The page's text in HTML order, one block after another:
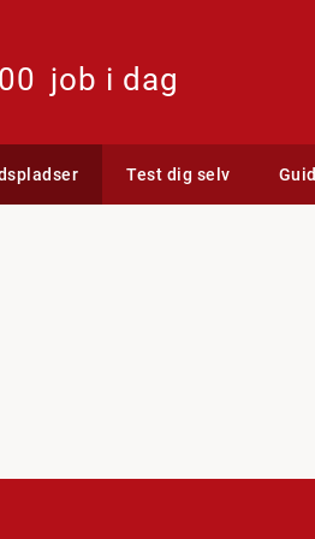
job i dag
Test dig selv